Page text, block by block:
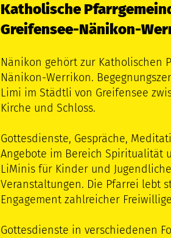
Katholische
Greifensee-Nänikon-
Nänikon gehört zur Katholischen
Nänikon-Werrikon.
Limi im Städtli von Greifensee
Kirche und Schloss.
Gottesdienste, Gespräche,
Angebote im Bereich Spiritualität
LiMinis für Kinder und
Veranstaltungen. Die Pfarrei lebt
Engagement zahlreicher
Gottesdienste in verschiedenen